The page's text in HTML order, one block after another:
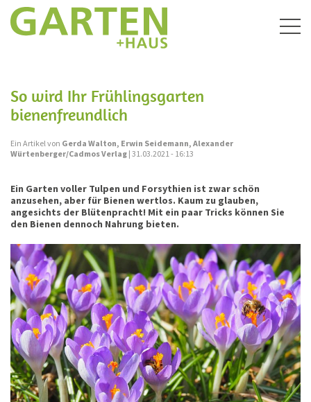
So wird Ihr Frühlingsgarten
bienenfreundlich
Ein Artikel von Gerda Walton, Erwin Seidemann, Alexander
Würtenberger/Cadmos Verlag | 31.03.2021 - 16:13
Ein Garten voller Tulpen und Forsythien ist zwar schön
anzusehen, aber für Bienen wertlos. Kaum zu glauben,
angesichts der Blütenpracht! Mit ein paar Tricks können Sie
den Bienen dennoch Nahrung bieten.